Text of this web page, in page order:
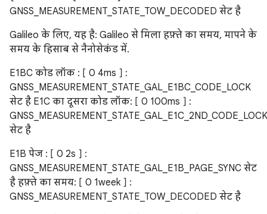
GNSS_MEASUREMENT_STATE_TOW_DECODED सेट है
Galileo के लिए, यह है: Galileo से मिला हफ़्ते का समय, मापने के
समय के हिसाब से नैनोसेकंड में.
E1BC कोड लॉक : [ 0 4ms ] :
GNSS_MEASUREMENT_STATE_GAL_E1BC_CODE_LOCK
सेट है E1C का दूसरा कोड लॉक: [ 0 100ms ] :
GNSS_MEASUREMENT_STATE_GAL_E1C_2ND_CODE_LOCK
सेट है
E1B पेज : [ 0 2s ] :
GNSS_MEASUREMENT_STATE_GAL_E1B_PAGE_SYNC सेट
है हफ़्ते का समय: [ 0 1week ] :
GNSS_MEASUREMENT_STATE_TOW_DECODED सेट है